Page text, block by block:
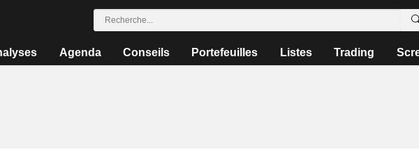
Agenda Conseils Portefeuilles Listes Trading